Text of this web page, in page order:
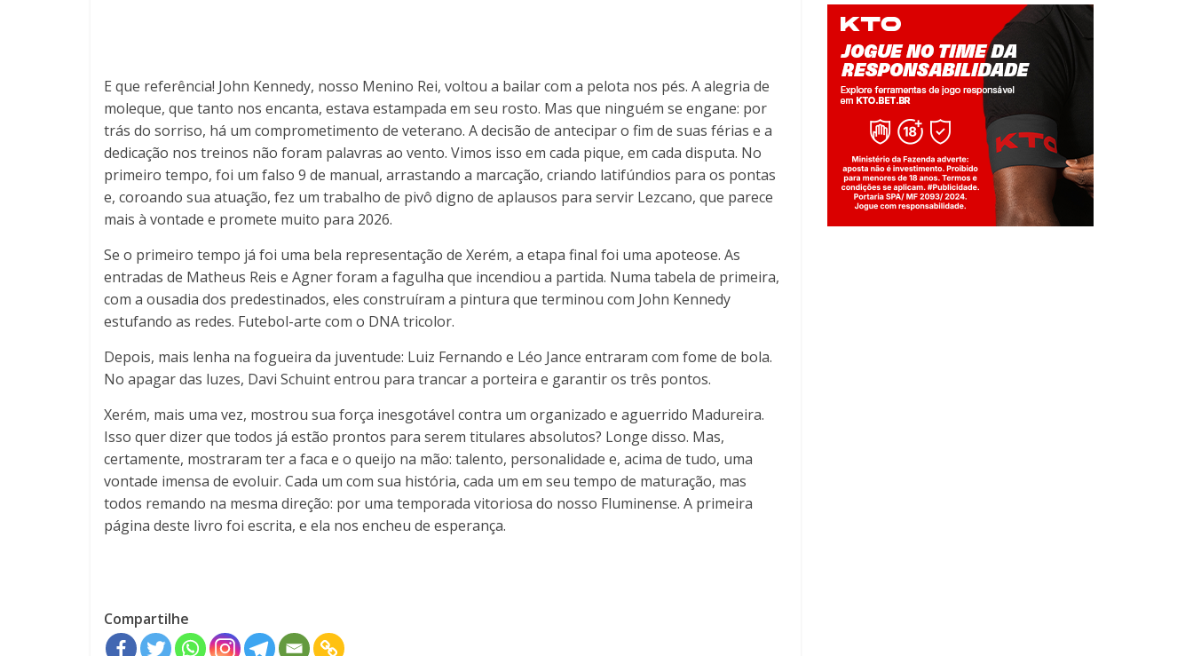
E que referência! John Kennedy, nosso Menino Rei, voltou a bailar com a pelota nos pés. A alegria de
moleque, que tanto nos encanta, estava estampada em seu rosto. Mas que ninguém se engane: por
trás do sorriso, há um comprometimento de veterano. A decisão de antecipar o fim de suas férias e a
dedicação nos treinos não foram palavras ao vento. Vimos isso em cada pique, em cada disputa. No
primeiro tempo, foi um falso 9 de manual, arrastando a marcação, criando latifúndios para os pontas
e, coroando sua atuação, fez um trabalho de pivô digno de aplausos para servir Lezcano, que parece
mais à vontade e promete muito para 2026.
Se o primeiro tempo já foi uma bela representação de Xerém, a etapa final foi uma apoteose. As
entradas de Matheus Reis e Agner foram a fagulha que incendiou a partida. Numa tabela de primeira,
com a ousadia dos predestinados, eles construíram a pintura que terminou com John Kennedy
estufando as redes. Futebol-arte com o DNA tricolor.
Depois, mais lenha na fogueira da juventude: Luiz Fernando e Léo Jance entraram com fome de bola.
No apagar das luzes, Davi Schuint entrou para trancar a porteira e garantir os três pontos.
Xerém, mais uma vez, mostrou sua força inesgotável contra um organizado e aguerrido Madureira.
Isso quer dizer que todos já estão prontos para serem titulares absolutos? Longe disso. Mas,
certamente, mostraram ter a faca e o queijo na mão: talento, personalidade e, acima de tudo, uma
vontade imensa de evoluir. Cada um com sua história, cada um em seu tempo de maturação, mas
todos remando na mesma direção: por uma temporada vitoriosa do nosso Fluminense. A primeira
página deste livro foi escrita, e ela nos encheu de esperança.
Compartilhe
Jogue com responsabilidade. 18+